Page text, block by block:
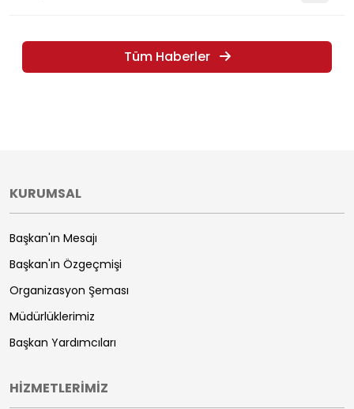
Tüm Haberler
KURUMSAL
Başkan'ın Mesajı
Başkan'ın Özgeçmişi
Organizasyon Şeması
Müdürlüklerimiz
Başkan Yardımcıları
HİZMETLERİMİZ